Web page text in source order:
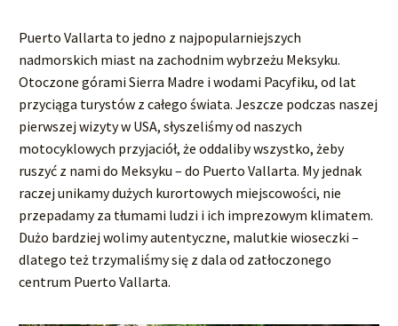
Puerto Vallarta to jedno z najpopularniejszych
nadmorskich miast na zachodnim wybrzeżu Meksyku.
Otoczone górami Sierra Madre i wodami Pacyfiku, od lat
przyciąga turystów z całego świata. Jeszcze podczas naszej
pierwszej wizyty w USA, słyszeliśmy od naszych
motocyklowych przyjaciół, że oddaliby wszystko, żeby
ruszyć z nami do Meksyku – do Puerto Vallarta. My jednak
raczej unikamy dużych kurortowych miejscowości, nie
przepadamy za tłumami ludzi i ich imprezowym klimatem.
Dużo bardziej wolimy autentyczne, malutkie wioseczki –
dlatego też trzymaliśmy się z dala od zatłoczonego
centrum Puerto Vallarta.